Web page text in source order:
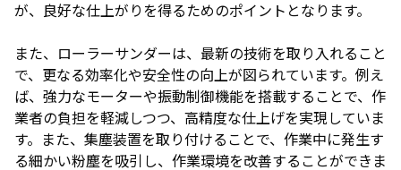
が、良好な仕上がりを得るためのポイントとなります。
また、ローラーサンダーは、最新の技術を取り入れること
で、更なる効率化や安全性の向上が図られています。例え
ば、強力なモーターや振動制御機能を搭載することで、作
業者の負担を軽減しつつ、高精度な仕上げを実現していま
す。また、集塵装置を取り付けることで、作業中に発生す
る細かい粉塵を吸引し、作業環境を改善することができま